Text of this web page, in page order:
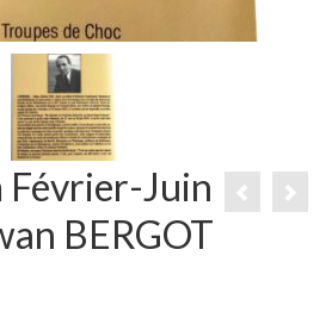
Février-Juin
BERGOT